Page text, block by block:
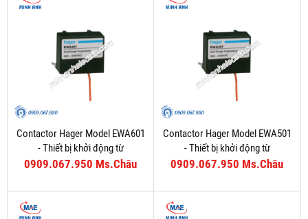
Contactor Hager Model EWA601
- Thiết bị khởi động từ
0909.067.950 Ms.Châu
Contactor Hager Model EWA501
- Thiết bị khởi động từ
0909.067.950 Ms.Châu